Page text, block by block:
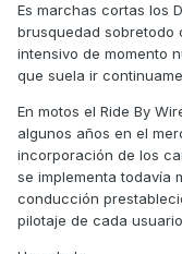
volverá a la
La primera vez que
(Supercinco
intrusivo que era;
larga.
Pasados los años,
un Mondeo V6
un evento del Salón
Es marchas cortas los
brusquedad sobretodo
intensivo de momento
que suela ir
En motos el Ride By
algunos años en el
incorporación de los
se implementa todavía
conducción
pilotaje de cada